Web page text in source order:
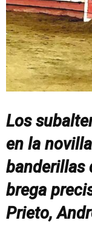
Los
en la
banderillas
brega
Prieto,